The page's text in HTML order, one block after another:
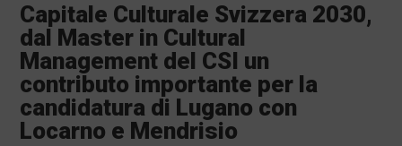
Capitale Culturale Svizzera 2030,
dal Master in Cultural
Management del CSI un
contributo importante per la
candidatura di Lugano con
Locarno e Mendrisio